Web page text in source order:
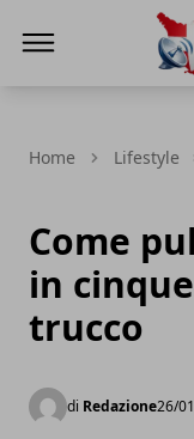
Home Lifestyle
Come
in
trucco
di Redazione26/